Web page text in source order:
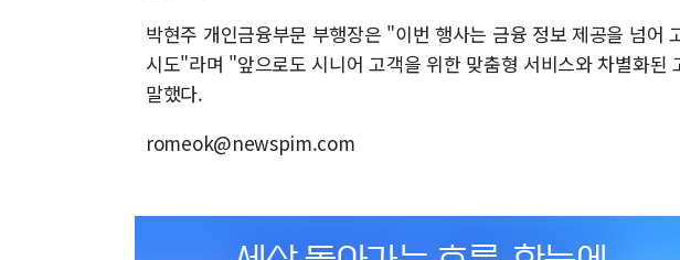
박현주 개인금융부문 부행장은 "이번 행사는 금융 정보 제공을 넘어
시도"라며 "앞으로도 시니어 고객을 위한 맞춤형 서비스와 차별화된
말했다.
romeok@newspim.com